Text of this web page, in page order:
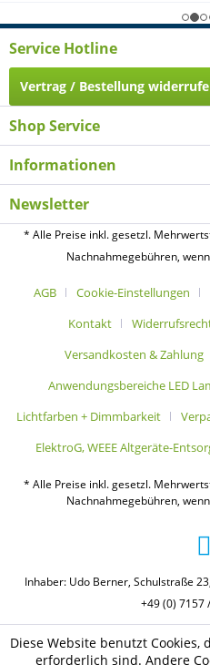
Service Hotline
Vertrag / Bestellung
Shop Service
Informationen
Newsletter
* Alle Preise inkl. gesetzl.
Nachnahmegebühren,
AGB Cookie-Einstellungen
Kontakt
Versandkosten & Zahlung
Anwendungsbereiche LED
Lichtfarben + Dimmbarkeit
ElektroG, WEEE Altgeräte-
* Alle Preise inkl. gesetzl.
Nachnahmegebühren,
Inhaber: Udo Berner, Schulstraße
+49 (0) 7157
Diese Website benutzt
erforderlich sind. Andere